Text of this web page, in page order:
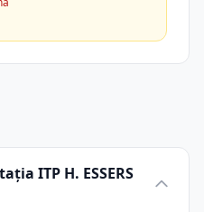
ITP H. ESSERS